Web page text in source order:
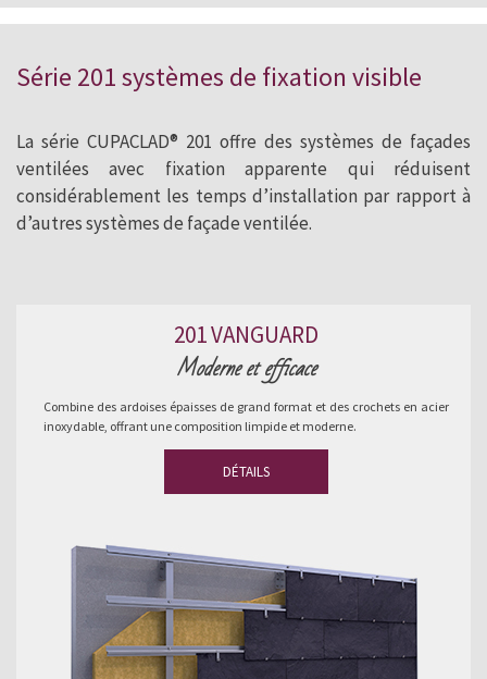
Série 201 systèmes de fixation visible
La série CUPACLAD® 201 offre des systèmes de façades
ventilées avec fixation apparente qui réduisent
considérablement les temps d’installation par rapport à
d’autres systèmes de façade ventilée.
201 VANGUARD
Moderne et efficace
Combine des ardoises épaisses de grand format et des crochets en acier
inoxydable, offrant une composition limpide et moderne.
DÉTAILS